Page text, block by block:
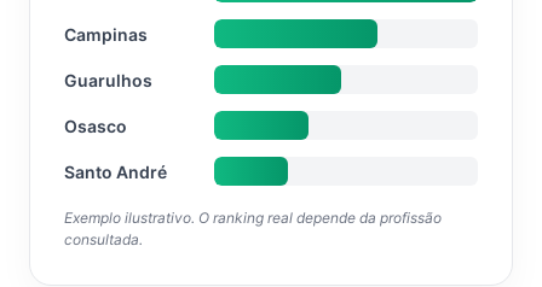
Campinas
Guarulhos
Osasco
Santo André
Exemplo ilustrativo. O ranking real depende da profissão
consultada.